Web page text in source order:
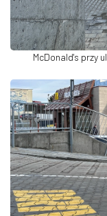
McDonald's przy